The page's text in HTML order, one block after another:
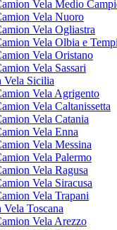
Vela Medio
Vela Nuoro
Vela Ogliastra
Vela Olbia e
Vela Oristano
Vela Sassari
Vela Sicilia
Vela Agrigento
Vela Caltanissetta
Vela Catania
Vela Enna
Vela Messina
Vela Palermo
Vela Ragusa
Vela Siracusa
Vela Trapani
Vela Toscana
Vela Arezzo